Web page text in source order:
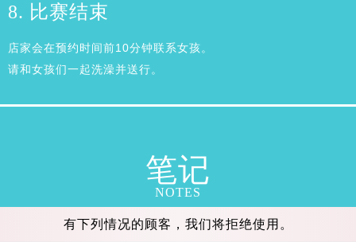
8. 比赛结束
店家会在预约时间前10分钟联系女孩。
请和女孩们一起洗澡并送行。
笔记
NOTES
有下列情况的顾客，我们将拒绝使用。